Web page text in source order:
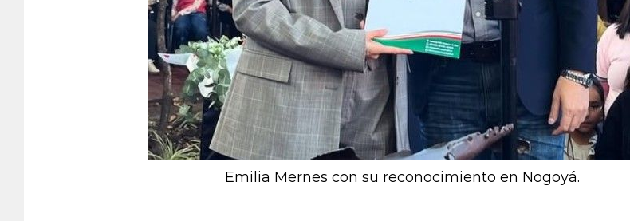
Emilia Mernes con su reconocimiento en Nogoyá.